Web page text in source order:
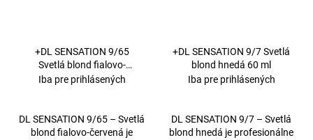
+DL SENSATION 9/65
Svetlá blond fialovo-
červená 60 ml
Iba pre prihlásených
DL SENSATION 9/65 – Svetlá
blond fialovo-červená je
+DL SENSATION 9/7 Svetlá
blond hnedá 60 ml
Iba pre prihlásených
DL SENSATION 9/7 – Svetlá
blond hnedá je profesionálne